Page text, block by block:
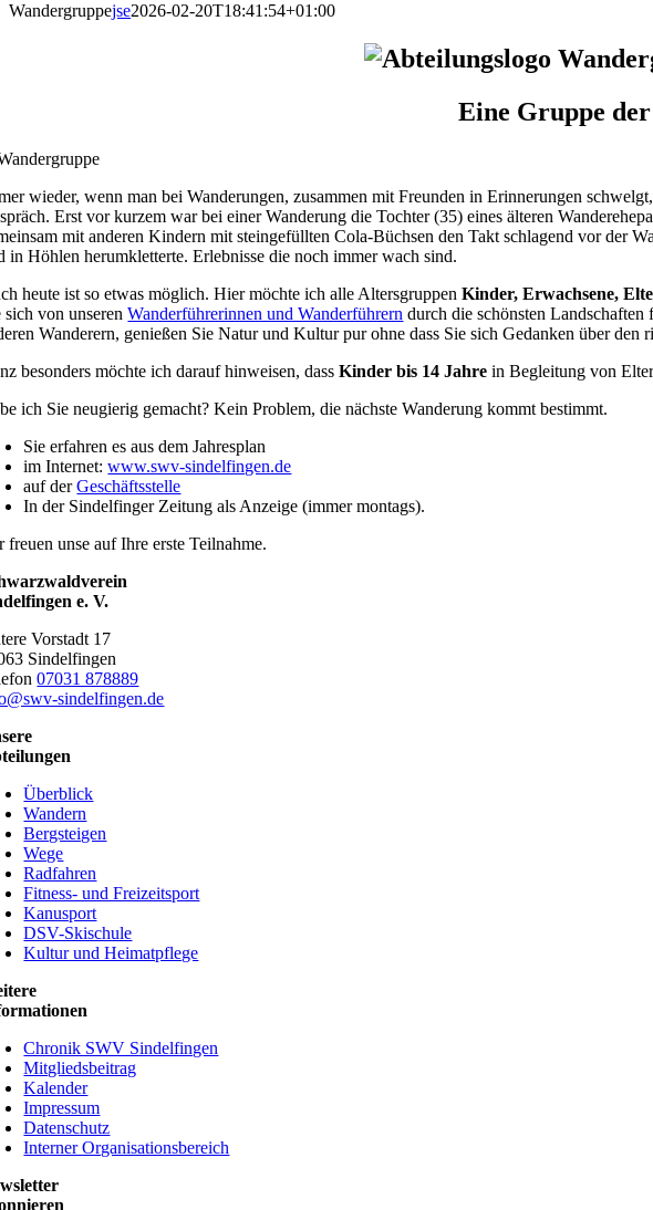
Wandergruppejse2026-02-20T18:41:54+01:00
Eine Gruppe
wieder, wenn man bei Wanderungen, zusammen mit Freunden in Erinnerungen
Erst vor kurzem war bei einer Wanderung die Tochter (35) eines älteren
mit anderen Kindern mit steingefüllten Cola-Büchsen den Takt schlagend vor der
in Höhlen herumkletterte. Erlebnisse die noch immer wach sind.
heute ist so etwas möglich. Hier möchte ich alle AltersgruppenKinder, Erwachsene,
sich von unserenWanderführerinnen und Wanderführern durch die schönsten
Wanderern, genießen Sie Natur und Kultur pur ohne dass Sie sich Gedanken über
besonders möchte ich darauf hinweisen, dassKinder bis 14 Jahre in Begleitung von
ich Sie neugierig gemacht? Kein Problem, die nächste Wanderung kommt bestimmt.
Sie erfahren es aus dem Jahresplan
im Internet:www.swv-sindelfingen.de
auf derGeschäftsstelle
In der Sindelfinger Zeitung als Anzeige (immer montags).
freuen unse auf Ihre erste Teilnahme.
e. V.
Vorstadt 17
Sindelfingen
07031 878889
sindelfingen.de
Überblick
Wandern
Bergsteigen
Wege
Radfahren
Fitness- und Freizeitsport
Kanusport
DSV-Skischule
Kultur und Heimatpflege
Chronik SWV Sindelfingen
Mitgliedsbeitrag
Kalender
Impressum
Datenschutz
Interner Organisationsbereich